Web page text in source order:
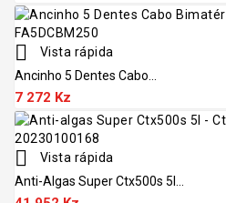

Vista rápida
Ancinho 5 Dentes Cabo...
7 272 Kz

Vista rápida
Anti-Algas Super Ctx500s 5l...